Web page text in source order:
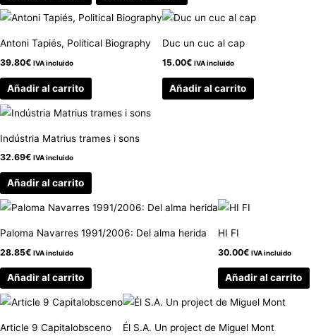
Antoni Tapiés, Political Biography
39.80€ IVA incluido
Añadir al carrito
Duc un cuc al cap
15.00€ IVA incluido
Añadir al carrito
Indústria Matrius trames i sons
32.69€ IVA incluido
Añadir al carrito
Paloma Navarres 1991/2006: Del alma herida
28.85€ IVA incluido
Añadir al carrito
HI FI
30.00€ IVA incluido
Añadir al carrito
Article 9 Capitalobsceno Él S.A. Un project de Miguel Mont